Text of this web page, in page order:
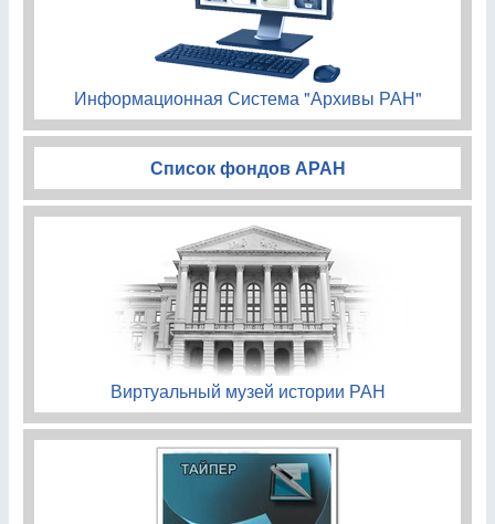
Информационная Система "Архивы РАН"
Список фондов АРАН
Виртуальный музей истории РАН